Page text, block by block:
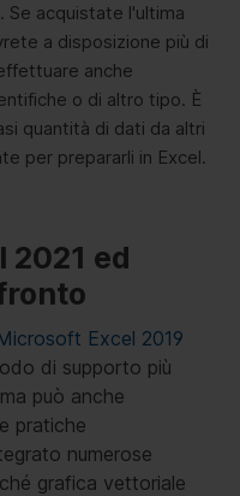
Se acquistate l'ultima
a disposizione più di
anche
o di altro tipo. È
quantità di dati da altri
per prepararli in Excel.
2021 ed
Excel 2019
di supporto più
può anche
pratiche
numerose
grafica vettoriale